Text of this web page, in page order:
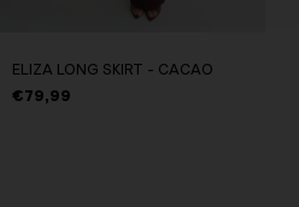
ELIZA LONG SKIRT - CACAO
€79,99